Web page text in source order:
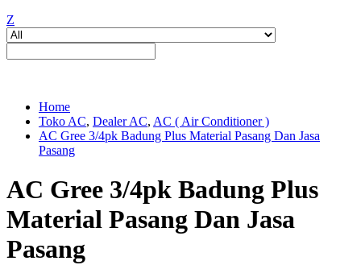
Z
Home
Toko AC, Dealer AC, AC ( Air Conditioner )
AC Gree 3/4pk Badung Plus Material Pasang Dan Jasa
Pasang
AC Gree 3/4pk Badung Plus
Material Pasang Dan Jasa
Pasang